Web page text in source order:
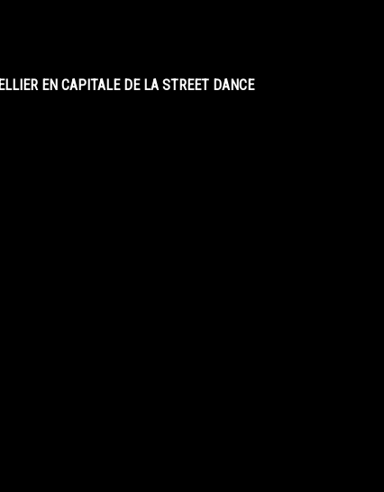
EN CAPITALE DE LA STREET DANCE